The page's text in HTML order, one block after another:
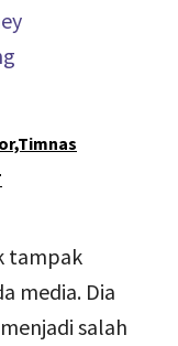
tampak
media. Dia
salah